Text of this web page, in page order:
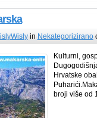
in Nekategorizirano
Kulturni,
Hrvatske
broji više od